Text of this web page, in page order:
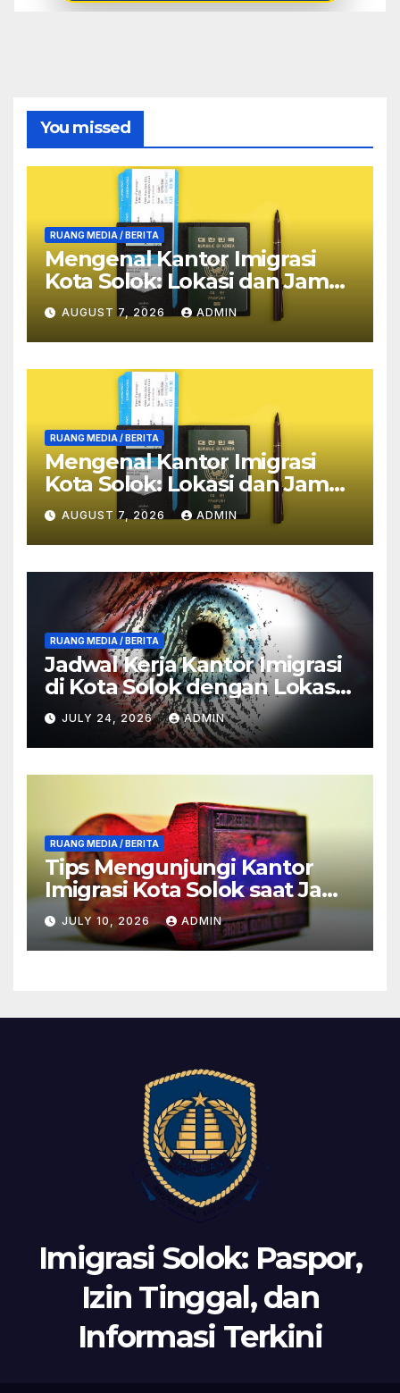
You missed
RUANG MEDIA / BERITA
Mengenal Kantor Imigrasi
Kota Solok: Lokasi dan Jam
Buka yang Tepat
AUGUST 7, 2026 ADMIN
RUANG MEDIA / BERITA
Mengenal Kantor Imigrasi
Kota Solok: Lokasi dan Jam
Buka yang Tepat
AUGUST 7, 2026 ADMIN
RUANG MEDIA / BERITA
Jadwal Kerja Kantor Imigrasi
di Kota Solok dengan Lokasi
Terbaik
JULY 24, 2026 ADMIN
RUANG MEDIA / BERITA
Tips Mengunjungi Kantor
Imigrasi Kota Solok saat Jam
Buka
JULY 10, 2026 ADMIN
Imigrasi Solok: Paspor,
Izin Tinggal, dan
Informasi Terkini